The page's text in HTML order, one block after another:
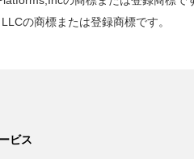
の商標または登録商標です。
ビス